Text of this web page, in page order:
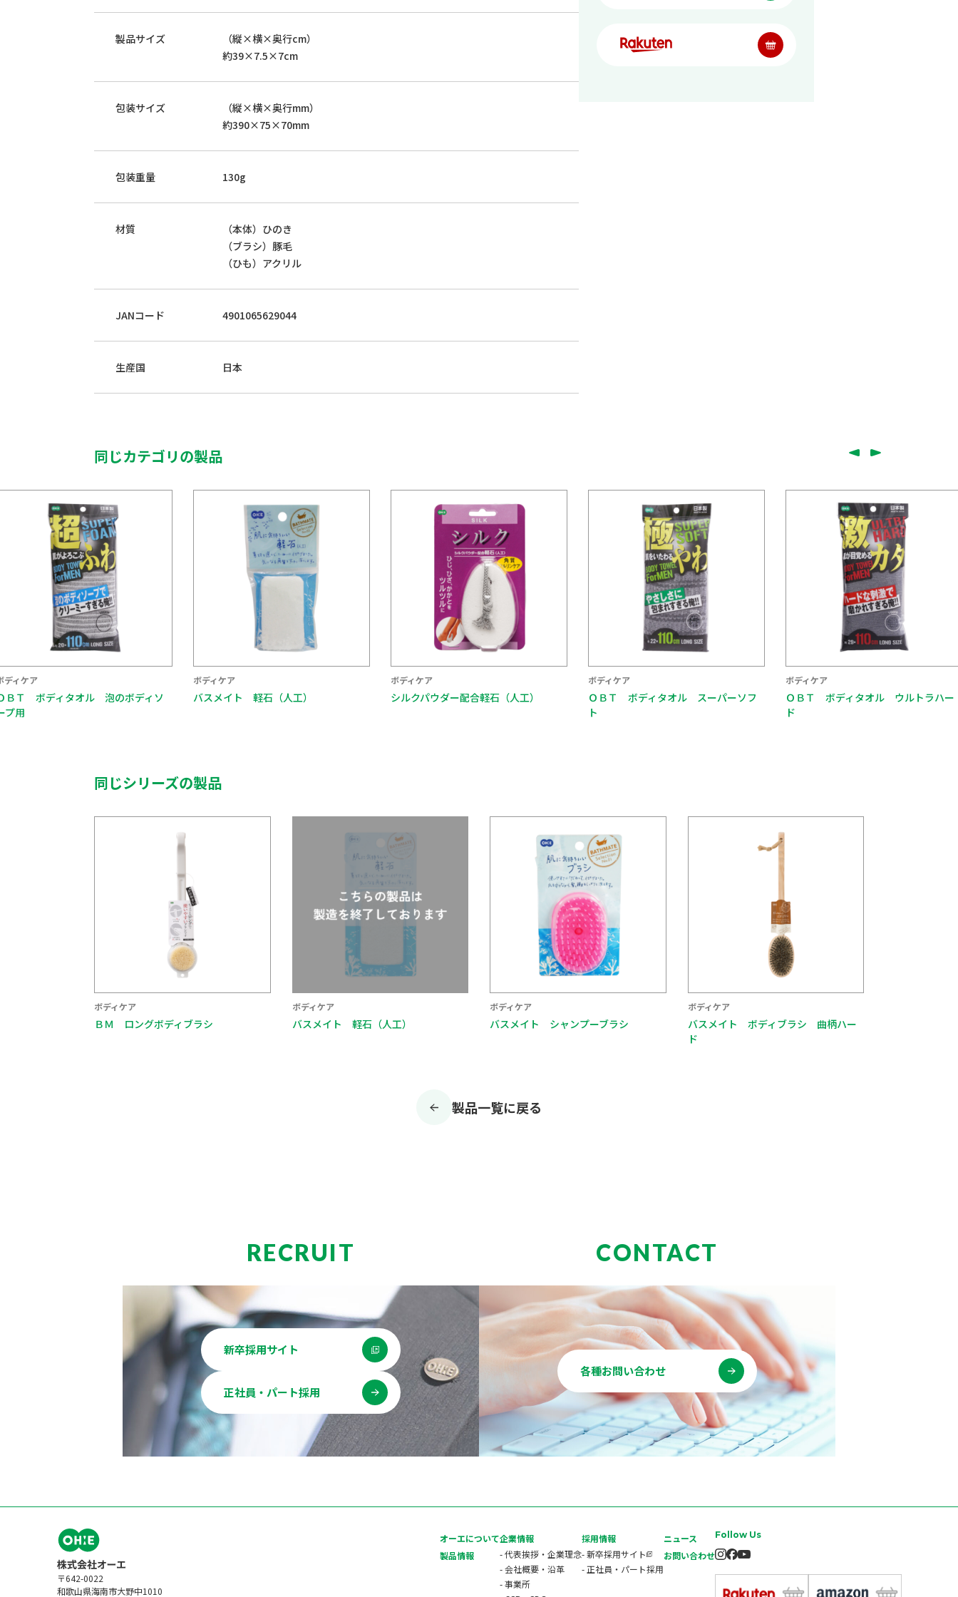
製品サイズ
（縦×横×奥行cm）
約39×7.5×7cm
包装サイズ
（縦×横×奥行mm）
約390×75×70mm
包装重量 130g
材質
（本体）ひのき
（ブラシ）豚毛
（ひも）アクリル
JANコード 4901065629044
生産国 日本
同じカテゴリの製品
ソ バスメイト 軽石（人工） シルクパウダー配合軽石（人工）
ＯＢＴ ボディタオル スーパーソフ
ＯＢＴ ボディタオル ウルトラハー
ＢＭ ロングボディブラシ
同じシリーズの製品
ボディケア
ＢＭ ロングボディブラシ
ボディケア
バスメイト 軽石（人工）
ボディケア
バスメイト シャンプーブラシ
ボディケア
バスメイト ボディブラシ 曲柄ハー
ド
製品一覧に戻る
RECRUIT
新卒採用サイト
正社員・パート採用
CONTACT
各種お問い合わせ
〒642-0022
和歌山県海南市大野中1010
オーエについて
製品情報
企業情報
- 代表挨拶・企業理念
- 会社概要・沿革
- 事業所
採用情報
- 新卒採用サイト
- 正社員・パート採用
ニュース
お問い合わせ
Follow Us